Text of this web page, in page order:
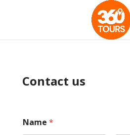
Contact us
Name *